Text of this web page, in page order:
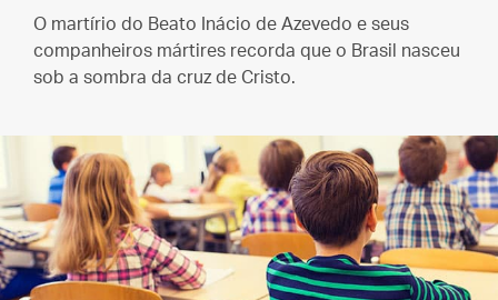
O martírio do Beato Inácio de Azevedo e seus
companheiros mártires recorda que o Brasil nasceu
sob a sombra da cruz de Cristo.